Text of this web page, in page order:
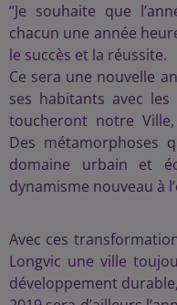
“Je souhaite que
chacun une année
le succès et la réussite.
Ce sera une nouvelle
ses habitants avec
toucheront notre
Des métamorphoses
domaine urbain et
dynamisme nouveau à
Avec ces
Longvic une ville
développement